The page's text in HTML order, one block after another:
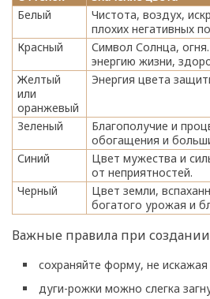
Белый
Чистота, воздух,
плохих негативных
Красный
Символ Солнца,
энергию жизни,
Желтый
или
оранжевый
Энергия цвета
Зеленый
Благополучие и
обогащения и
Синий
Цвет мужества и
от неприятностей.
Черный
Цвет земли,
богатого урожая и
Важные правила при
сохраняйте форму, не искажая
дуги-рожки можно слегка